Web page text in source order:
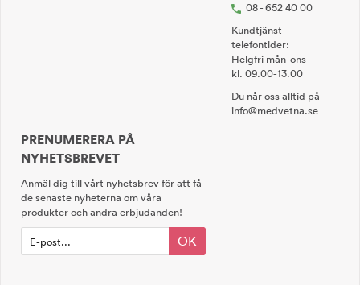
08 - 652 40 00
Kundtjänst
telefontider:
Helgfri mån-ons
kl. 09.00-13.00
Du når oss alltid på
info@medvetna.se
PRENUMERERA PÅ
NYHETSBREVET
Anmäl dig till vårt nyhetsbrev för att få
de senaste nyheterna om våra
produkter och andra erbjudanden!
OK